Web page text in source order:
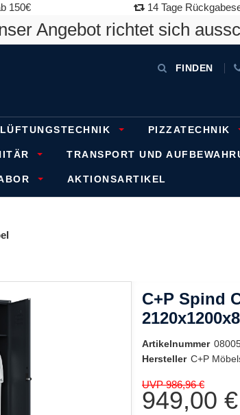
150€ 14 Tage
Angebot richtet sich
FINDEN
LÜFTUNGSTECHNIK PIZZATECHNIK
TRANSPORT UND
AKTIONSARTIKEL
C+P Spind
Artikelnummer
Hersteller C+P
UVP 986,96 €
949,00 €